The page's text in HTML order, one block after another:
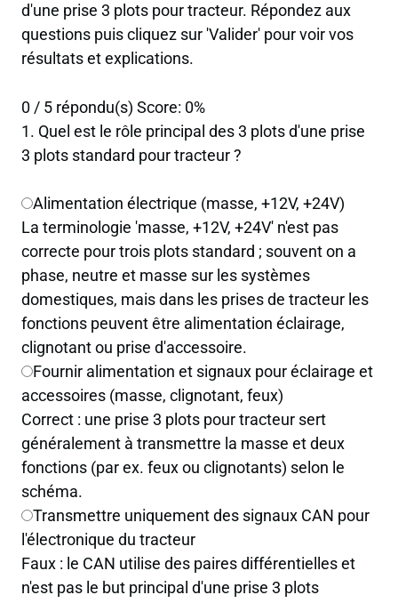
d'une prise 3 plots pour tracteur. Répondez aux
questions puis cliquez sur 'Valider' pour voir vos
résultats et explications.
0 / 5 répondu(s) Score: 0%
1. Quel est le rôle principal des 3 plots d'une prise
3 plots standard pour tracteur ?
Alimentation électrique (masse, +12V, +24V)
La terminologie 'masse, +12V, +24V' n'est pas
correcte pour trois plots standard ; souvent on a
phase, neutre et masse sur les systèmes
domestiques, mais dans les prises de tracteur les
fonctions peuvent être alimentation éclairage,
clignotant ou prise d'accessoire.
Fournir alimentation et signaux pour éclairage et
accessoires (masse, clignotant, feux)
Correct : une prise 3 plots pour tracteur sert
généralement à transmettre la masse et deux
fonctions (par ex. feux ou clignotants) selon le
schéma.
Transmettre uniquement des signaux CAN pour
l'électronique du tracteur
Faux : le CAN utilise des paires différentielles et
n'est pas le but principal d'une prise 3 plots